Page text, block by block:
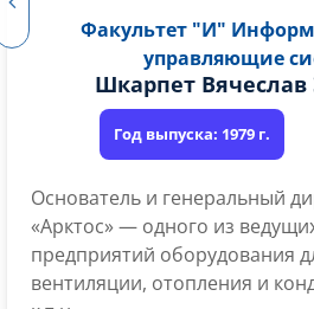
Факультет "И"
управляющие
Голубков
С 1987 по 2005 проходил
госбезопасности. В том числе
ответственных за
С 2005 года до последнего